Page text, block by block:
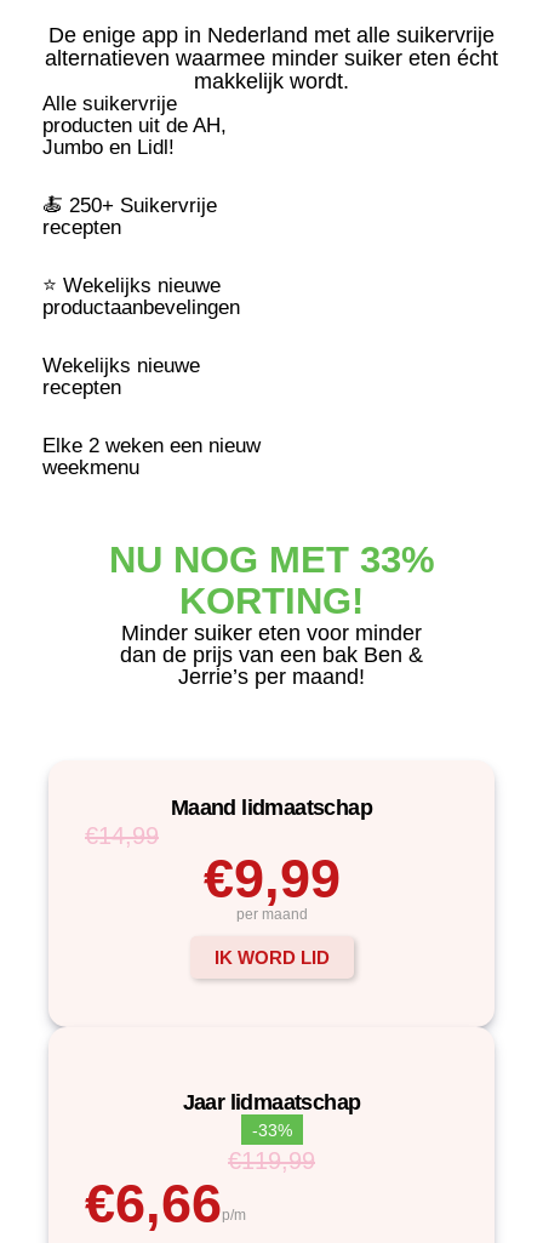
De enige app in Nederland met alle suikervrije
alternatieven waarmee minder suiker eten écht
makkelijk wordt.
Alle suikervrije
producten uit de AH,
Jumbo en Lidl!
🍝 250+ Suikervrije
recepten
⭐️ Wekelijks nieuwe
productaanbevelingen
Wekelijks nieuwe
recepten
Elke 2 weken een nieuw
weekmenu
NU NOG MET 33%
KORTING!
Minder suiker eten voor minder
dan de prijs van een bak Ben &
Jerrie’s per maand!
Maand lidmaatschap
€14,99
€9,99
per maand
IK WORD LID
Jaar lidmaatschap
-33%
€119,99
€6,66p/m